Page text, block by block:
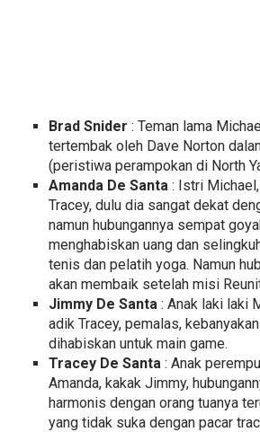
Brad Snider : Teman lama
tertembak oleh Dave Norton
(peristiwa perampokan di North
Amanda De Santa : Istri
Tracey, dulu dia sangat dekat
namun hubungannya sempat
menghabiskan uang dan
tenis dan pelatih yoga. Namun
akan membaik setelah misi
Jimmy De Santa : Anak laki laki
adik Tracey, pemalas,
dihabiskan untuk main game.
Tracey De Santa : Anak
Amanda, kakak Jimmy,
harmonis dengan orang tuanya
yang tidak suka dengan pacar